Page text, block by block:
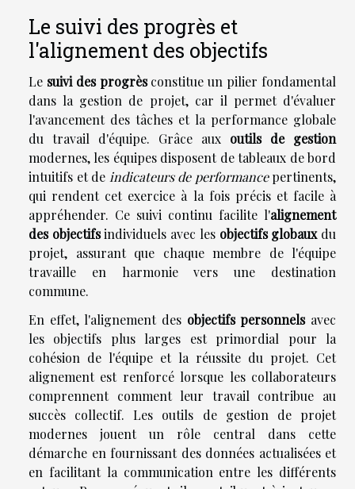
Le suivi des progrès et
l'alignement des objectifs
Le suivi des progrèsconstitue un pilier fondamental
dans la gestion de projet, car il permet d'évaluer
l'avancement des tâches et la performance globale
du travail d'équipe. Grâce aux outils de gestion
modernes, les équipes disposent de tableaux de bord
intuitifs et de indicateurs de performancepertinents,
qui rendent cet exercice à la fois précis et facile à
appréhender. Ce suivi continu facilite l'alignement
des objectifsindividuels avec les objectifs globauxdu
projet, assurant que chaque membre de l'équipe
travaille en harmonie vers une destination
commune.
En effet, l'alignement des objectifs personnelsavec
les objectifs plus larges est primordial pour la
cohésion de l'équipe et la réussite du projet. Cet
alignement est renforcé lorsque les collaborateurs
comprennent comment leur travail contribue au
succès collectif. Les outils de gestion de projet
modernes jouent un rôle central dans cette
démarche en fournissant des données actualisées et
en facilitant la communication entre les différents